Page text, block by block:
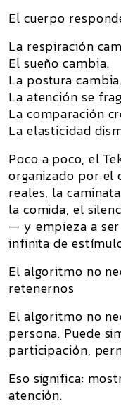
El cuerpo
La respiración
El sueño cambia.
La postura cambia.
La atención se
La comparación
La elasticidad
Poco a poco, el
organizado por el
reales, la
la comida, el
— y empieza a
infinita de
El algoritmo no
retenernos
El algoritmo no
persona. Puede
participación,
Eso significa:
atención.